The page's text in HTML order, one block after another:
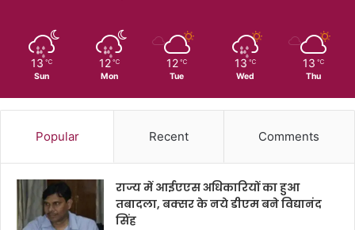
13 ℃
Sun
12 ℃
Mon
12 ℃
Tue
13 ℃
Wed
13 ℃
Thu
Popular Recent Comments
राज्य में आईएएस अधिकारियों का हुआ
तबादला, बक्सर के नये डीएम बने विद्यानंद
सिंह